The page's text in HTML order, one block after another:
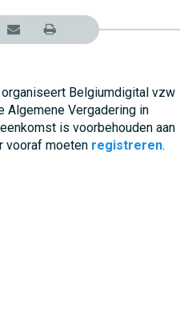
Belgiumdigital vzw
Algemene Vergadering in
is voorbehouden aan
vooraf moeten registreren.